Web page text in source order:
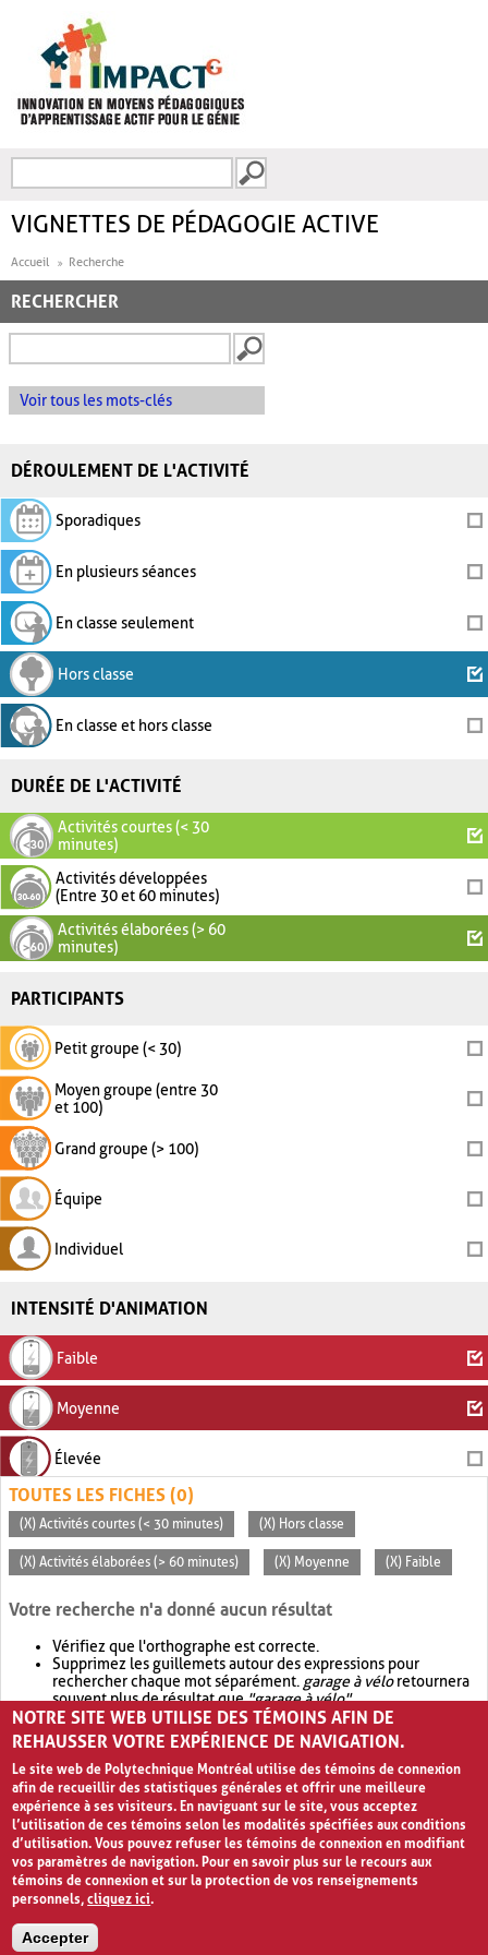
FORMULAIRE DE
VIGNETTES DE PÉDAGOGIE ACTIVE
Accueil Recherche
RECHERCHER
Voir tous les mots-clés
DÉROULEMENT DE L'ACTIVITÉ
Sporadiques
En plusieurs séances
En classe seulement
Hors classe
En classe et hors classe
DURÉE DE L'ACTIVITÉ
Activités courtes (< 30
minutes)
Activités développées
(Entre 30 et 60 minutes)
Activités élaborées (> 60
minutes)
PARTICIPANTS
Petit groupe (< 30)
Moyen groupe (entre 30
et 100)
Grand groupe (> 100)
Équipe
Individuel
INTENSITÉ D'ANIMATION
Faible
Moyenne
Élevée
TOUTES LES FICHES (0)
(X) Activités courtes (< 30 minutes) (X) Hors classe
(X) Activités élaborées (> 60 minutes) (X) Moyenne (X) Faible
Votre recherche n'a donné aucun résultat
Vérifiez que l'orthographe est correcte.
Supprimez les guillemets autour des expressions pour
rechercher chaque mot séparément. garage à véloretournera
souvent plus de résultat que"garage à vélo".
Envisagez d'élargir votre recherche avec OR.garage OR vélo
retournera souvent plus de résultat quegarage à vélo
NOTRE SITE WEB UTILISE DES TÉMOINS AFIN DE
REHAUSSER VOTRE EXPÉRIENCE DE NAVIGATION.
Le site web de Polytechnique Montréal utilise des témoins de connexion
afin de recueillir des statistiques générales et offrir une meilleure
expérience à ses visiteurs. En naviguant sur le site, vous acceptez
l’utilisation de ces témoins selon les modalités spécifiées aux conditions
d’utilisation. Vous pouvez refuser les témoins de connexion en modifiant
vos paramètres de navigation. Pour en savoir plus sur le recours aux
témoins de connexion et sur la protection de vos renseignements
personnels,cliquez ici.
Accepter